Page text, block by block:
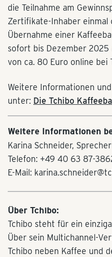
die Teilnahme am
Zertifikate-Inhaber einmal
Übernahme einer
sofort bis Dezember 2025
von ca. 80 Euro online bei
Weitere Informationen
unter: Die Tchibo
Weitere Informationen
Karina Schneider,
Telefon: +49 40 63 87-
E-Mail:
Über Tchibo:
Tchibo steht für ein
Über sein Multichannel-
Tchibo neben Kaffee und